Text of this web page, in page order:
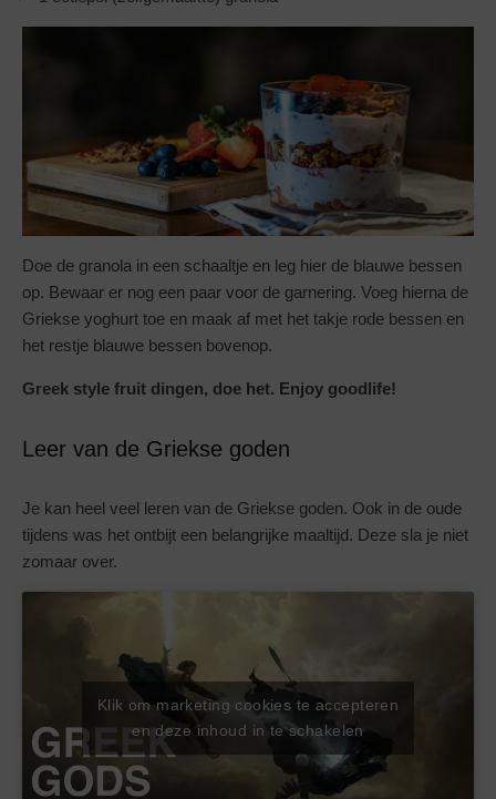
Doe de granola in een schaaltje en leg hier de blauwe bessen
op. Bewaar er nog een paar voor de garnering. Voeg hierna de
Griekse yoghurt toe en maak af met het takje rode bessen en
het restje blauwe bessen bovenop.
Greek style fruit dingen, doe het. Enjoy goodlife!
Leer van de Griekse goden
Je kan heel veel leren van de Griekse goden. Ook in de oude
tijdens was het ontbijt een belangrijke maaltijd. Deze sla je niet
zomaar over.
Klik om marketing cookies te accepteren
en deze inhoud in te schakelen